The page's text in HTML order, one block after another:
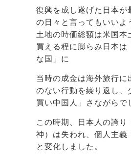
復興を成し遂げた日本が
の日々と言ってもいいよ
土地の時価総額は米国本
買える程に膨らみ日本は
な国」に
当時の成金は海外旅行に
のない行動を繰り返し、
買い中国人」さながらで
この時期、日本人の誇り
神）は失われ、個人主義
と変化しました。